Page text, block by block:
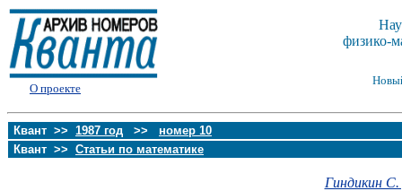
О проекте
физико-
Квант >> 1987 год >> номер 10
Квант >> Статьи по математике
Гиндикин С.